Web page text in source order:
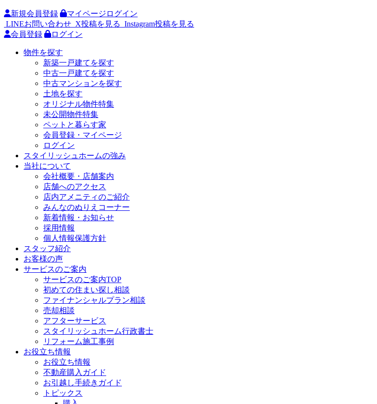
新規会員登録
マイページログイン
LINEお問い合わせ X投稿を見る Instagram投稿を見る
会員登録
ログイン
物件を探す
新築一戸建てを探す
中古一戸建てを探す
中古マンションを探す
土地を探す
オリジナル物件特集
未公開物件特集
ペットと暮らす家
会員登録・マイページ
ログイン
スタイリッシュホームの強み
当社について
会社概要・店舗案内
店舗へのアクセス
店内アメニティのご紹介
みんなのぬりえコーナー
新着情報・お知らせ
採用情報
個人情報保護方針
スタッフ紹介
お客様の声
サービスのご案内
サービスのご案内TOP
初めての住まい探し相談
ファイナンシャルプラン相談
売却相談
アフターサービス
スタイリッシュホーム行政書士
リフォーム施工事例
お役立ち情報
お役立ち情報
不動産購入ガイド
お引越し手続きガイド
トピックス